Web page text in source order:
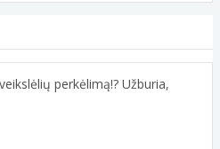
perkėlimą!? Užburia,